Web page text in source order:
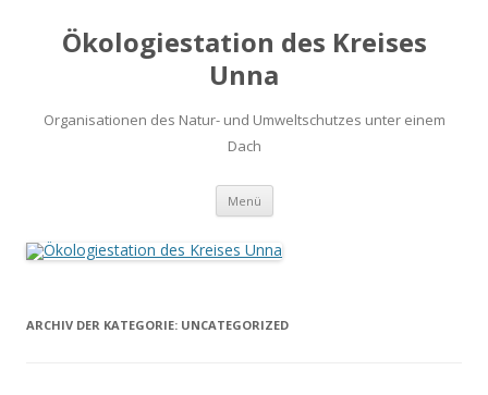
Ökologiestation des Kreises
Unna
Organisationen des Natur- und Umweltschutzes unter einem
Dach
Menü Zum
springen
ARCHIV DER KATEGORIE: UNCATEGORIZED